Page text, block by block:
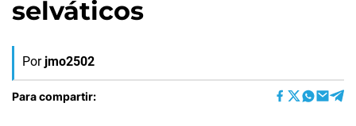
selváticos
Por jmo2502
Para compartir: